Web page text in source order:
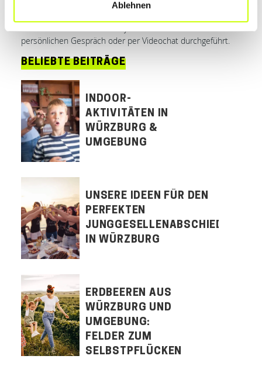
Ablehnen
persönlichen Gespräch oder per Videochat durchgeführt.
BELIEBTE BEITRÄGE
INDOOR-
AKTIVITÄTEN IN
WÜRZBURG &
UMGEBUNG
UNSERE IDEEN FÜR DEN
PERFEKTEN
JUNGGESELLENABSCHIED
IN WÜRZBURG
ERDBEEREN AUS
WÜRZBURG UND
UMGEBUNG:
FELDER ZUM
SELBSTPFLÜCKEN